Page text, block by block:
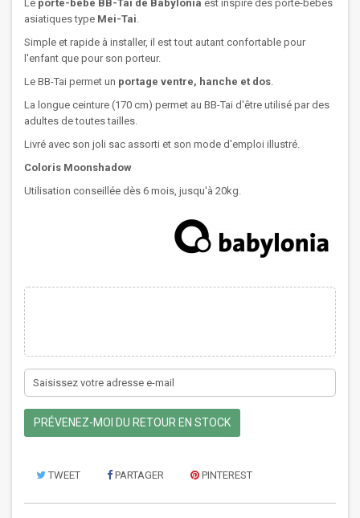
Le porte-bébé BB-Tai de Babylonia est inspiré des porte-bébés
asiatiques type Mei-Tai.
Simple et rapide à installer, il est tout autant confortable pour
l'enfant que pour son porteur.
Le BB-Tai permet un portage ventre, hanche et dos.
La longue ceinture (170 cm) permet au BB-Tai d'être utilisé par des
adultes de toutes tailles.
Livré avec son joli sac assorti et son mode d'emploi illustré.
Coloris Moonshadow
Utilisation conseillée dès 6 mois, jusqu'à 20kg.
PRÉVENEZ-MOI DU RETOUR EN STOCK
TWEET PARTAGER PINTEREST